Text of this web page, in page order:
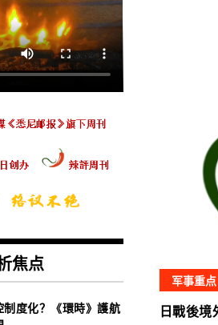
军事重点
日戰後境
焦点
制度化？《環時》護航